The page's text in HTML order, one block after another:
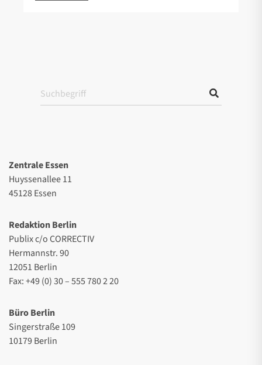
Zentrale Essen
Huyssenallee 11
45128 Essen
Redaktion Berlin
Publix c/o CORRECTIV
Hermannstr. 90
12051 Berlin
Fax: +49 (0) 30 – 555 780 2 20
Büro Berlin
Singerstraße 109
10179 Berlin